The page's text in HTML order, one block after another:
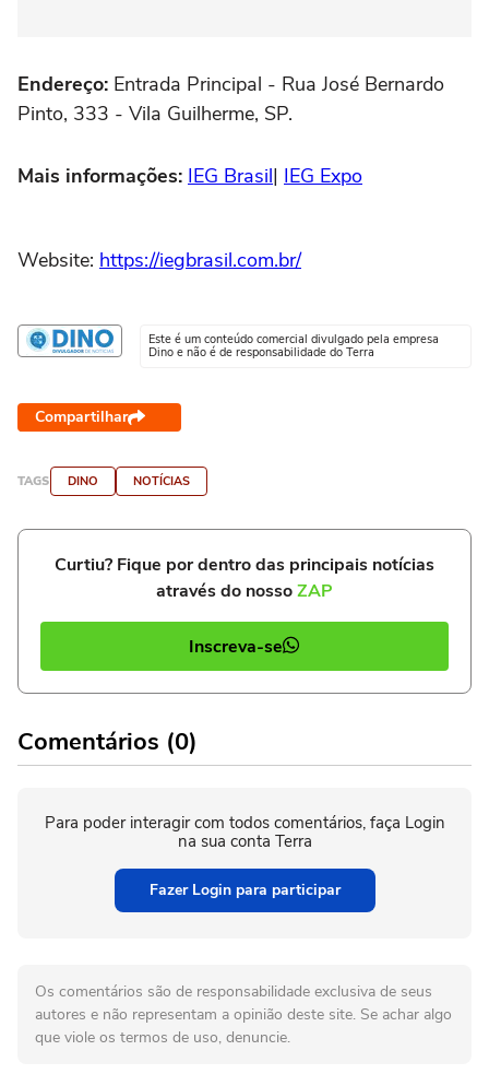
Endereço: Entrada Principal - Rua José Bernardo
Pinto, 333 - Vila Guilherme, SP.
Mais informações: IEG Brasil| IEG Expo
Website: https://iegbrasil.com.br/
Este é um conteúdo comercial divulgado pela empresa
Dino e não é de responsabilidade do Terra
Compartilhar
TAGS DINO NOTÍCIAS
Curtiu? Fique por dentro das principais notícias
através do nossoZAP
Inscreva-se
Comentários (0)
Para poder interagir com todos comentários, faça Login
na sua conta Terra
Fazer Login para participar
Os comentários são de responsabilidade exclusiva de seus
autores e não representam a opinião deste site. Se achar algo
que viole os termos de uso, denuncie.